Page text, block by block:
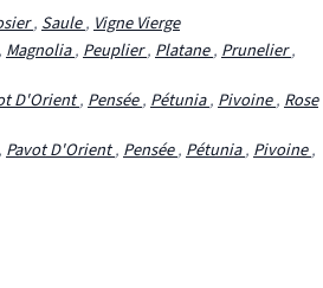
, Saule, Vigne Vierge
, Magnolia, Peuplier, Platane, Prunelier,
D'Orient, Pensée, Pétunia, Pivoine, Rose
, Pavot D'Orient, Pensée, Pétunia, Pivoine,